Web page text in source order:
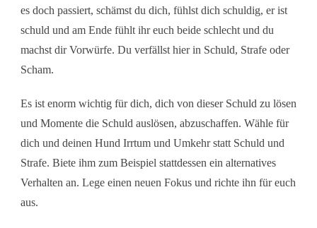
es doch passiert, schämst du dich, fühlst dich schuldig, er ist
schuld und am Ende fühlt ihr euch beide schlecht und du
machst dir Vorwürfe. Du verfällst hier in Schuld, Strafe oder
Scham.
Es ist enorm wichtig für dich, dich von dieser Schuld zu lösen
und Momente die Schuld auslösen, abzuschaffen. Wähle für
dich und deinen Hund Irrtum und Umkehr statt Schuld und
Strafe. Biete ihm zum Beispiel stattdessen ein alternatives
Verhalten an. Lege einen neuen Fokus und richte ihn für euch
aus.